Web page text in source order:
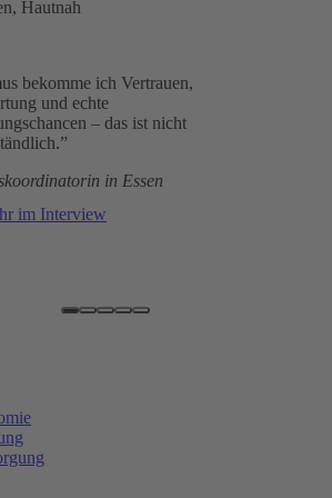
Hautnah
bekomme ich Vertrauen,
und echte
– das ist nicht
in Essen
im Interview